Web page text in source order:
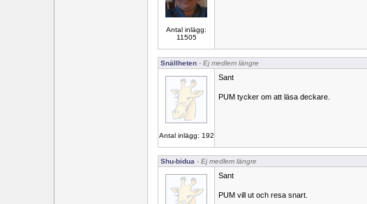
Antal inlägg:
11505
Snällheten - Ej medlem längre
Antal inlägg: 192
Sant
PUM tycker om att läsa deckare.
Shu-bidua - Ej medlem längre
Sant
PUM vill ut och resa snart.